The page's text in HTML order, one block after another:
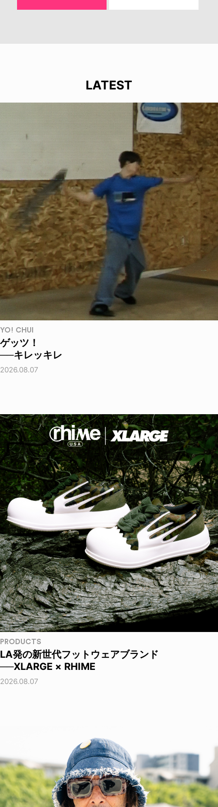
LATEST
YO! CHUI
ゲッツ！
──キレッキレ
2026.08.07
PRODUCTS
LA発の新世代フットウェアブランド
──XLARGE × RHIME
2026.08.07